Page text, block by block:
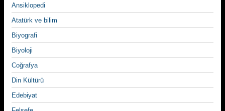
Ansiklopedi
Atatürk ve bilim
Biyografi
Biyoloji
Coğrafya
Din Kültürü
Edebiyat